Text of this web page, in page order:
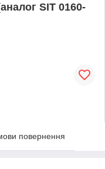
SIT 0160-
повернення